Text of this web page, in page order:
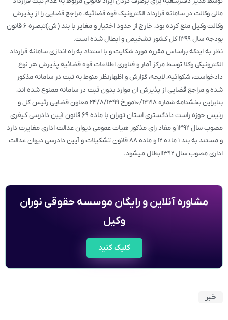
مالی وکالت در سامانه قرارداد الکترونیک قوه قضائیه، مراجع قضایی را از پذیرش
وکالت وکیل منع کرده بود، خارج از حدود اختیار و مغایر با بند (ش)تبصره ۶ قانون
بودجه سال ۱۳۹۹ کل کشور تشخیص و ابطال شده است.
نظر به اینکه براساس مقرره مورد شکایت و با استناد به راه اندازی سامانه قرارداد
الکترونیکی وکلا توسط مرکز آمار و فناوری اطلاعات قوه قضائیه پذیرش هر نوع
دادخواست، شکوائیه، لایحه، گزارش و اظهارنظر منوط به ثبت در سامانه مذکور
شده و مراجع قضایی از پذیرش ان موارد بدون ثبت در سامانه ممنوع شده اند،
بنابراین بخشنامه شماره ۱۰/۱۴۱۹۸مورخ ۲۴/۸/۱۳۹۹ معاون قضایی رئیس کل و
رئیس حوزه راست دادگستری استان تهران با ماده ۶۹ قانون آیین دادرسی کیفری
مصوب سال ۱۳۹۲ و مفاد رای مذکور هیات عمومی دیوان عدالت اداری مغایرت دارد
و مستند به بند ۱ ماده ۱۲ و ماده ۸۸ قانون تشکیلات و آیین دادرسی دیوان عدالت
اداری مصوب سال ۱۳۹۲ابطال میشود.
مشاوره آنلاین و رایگان موسسه حقوقی نوران
وکیل
کلیک کنید
خبر